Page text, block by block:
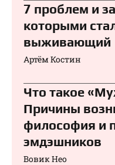
7 проблем и
которыми
выживающий
Артём Костин
Что такое
Причины
философия и
эмдэшников
Вовик Нео